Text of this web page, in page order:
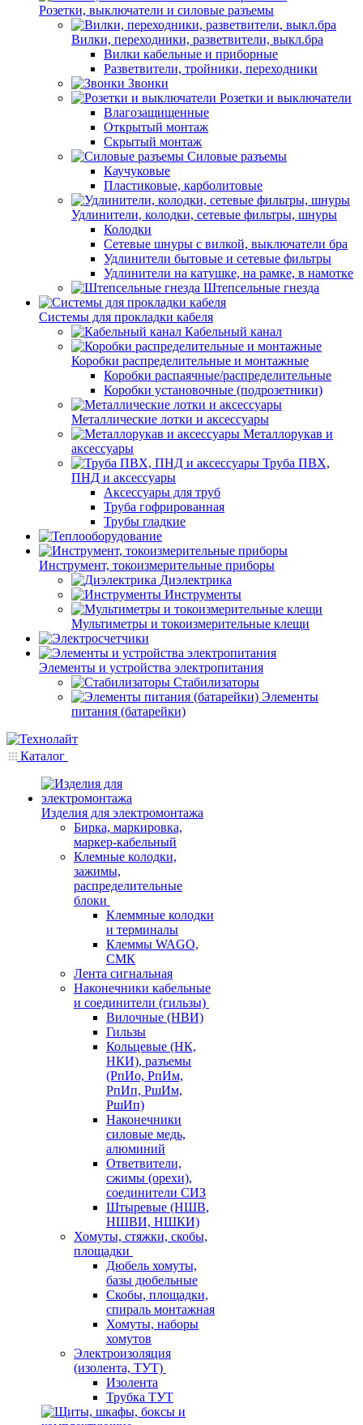
Розетки, выключатели и силовые разъемы
Вилки, переходники, разветвители, выкл.бра
Вилки кабельные и приборные
Разветвители, тройники, переходники
Звонки
Розетки и выключатели
Влагозащищенные
Открытый монтаж
Скрытый монтаж
Силовые разъемы
Каучуковые
Пластиковые, карболитовые
Удлинители, колодки, сетевые фильтры, шнуры
Колодки
Сетевые шнуры с вилкой, выключатели бра
Удлинители бытовые и сетевые фильтры
Удлинители на катушке, на рамке, в намотке
Штепсельные гнезда
Системы для прокладки кабеля
Кабельный канал
Коробки распределительные и монтажные
Коробки распаячные/распределительные
Коробки установочные (подрозетники)
Металлические лотки и аксессуары
Металлорукав и
аксессуары
Труба ПВХ,
ПНД и аксессуары
Аксессуары для труб
Труба гофрированная
Трубы гладкие
Инструмент, токоизмерительные приборы
Диэлектрика
Инструменты
Мультиметры и токоизмерительные клещи
Элементы и устройства электропитания
Стабилизаторы
Элементы
питания (батарейки)
Каталог
Изделия для электромонтажа
Бирка, маркировка,
маркер-кабельный
Клемные колодки,
зажимы,
распределительные
блоки
Клеммные колодки
и терминалы
Клеммы WAGO,
СМК
Лента сигнальная
Наконечники кабельные
и соединители (гильзы)
Вилочные (НВИ)
Гильзы
Кольцевые (НК,
НКИ), разъемы
(РпИо, РпИм,
РпИп, РшИм,
РшИп)
Наконечники
силовые медь,
алюминий
Ответвители,
сжимы (орехи),
соединители СИЗ
Штыревые (НШВ,
НШВИ, НШКИ)
Хомуты, стяжки, скобы,
площадки
Дюбель хомуты,
базы дюбельные
Скобы, площадки,
спираль монтажная
Хомуты, наборы
хомутов
Электроизоляция
(изолента, ТУТ)
Изолента
Трубка ТУТ